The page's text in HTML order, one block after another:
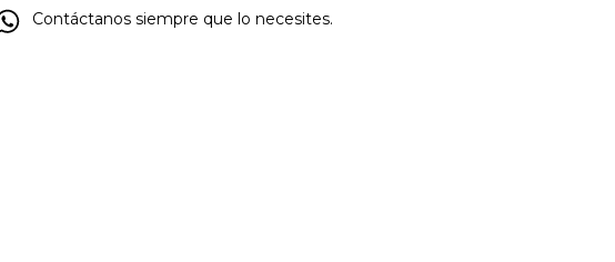
Contáctanos siempre que lo necesites.